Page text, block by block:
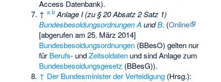
Access Datenbank).
↑a b Anlage I (zu § 20 Absatz 2 Satz 1)
Bundesbesoldungsordnungen A undB. (Online
[abgerufen am 25. März 2014]
Bundesbesoldungsordnungen (BBesO) gelten nur
für Berufs- undZeitsoldaten und sind Anlage zum
Bundesbesoldungsgesetz (BBesG)).
↑ Der Bundesminister der Verteidigung (Hrsg.):